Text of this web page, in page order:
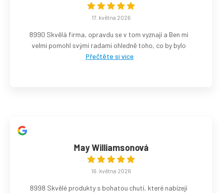
17. května 2026
8990 Skvělá firma, opravdu se v tom vyznají a Ben mi
velmi pomohl svými radami ohledně toho, co by bylo
Přečtěte si více
May Williamsonová
16. května 2026
8998 Skvělé produkty s bohatou chutí, které nabízejí